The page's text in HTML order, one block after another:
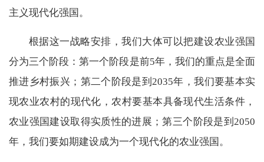
主义现代化强国。
根据这一战略安排，我们大体可以把建设农业强国
分为三个阶段：第一个阶段是前5年，我们的重点是全面
推进乡村振兴；第二个阶段是到2035年，我们要基本实
现农业农村的现代化，农村要基本具备现代生活条件，
农业强国建设取得实质性的进展；第三个阶段是到2050
年，我们要如期建设成为一个现代化的农业强国。